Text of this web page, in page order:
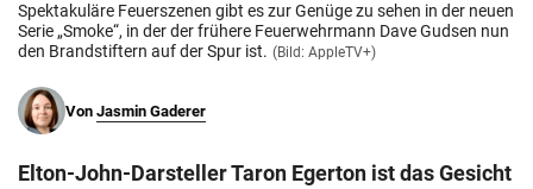
Spektakuläre Feuerszenen gibt es zur Genüge zu sehen in der neuen
Serie „Smoke“, in der der frühere Feuerwehrmann Dave Gudsen nun
den Brandstiftern auf der Spur ist. (Bild: AppleTV+)
Von Jasmin Gaderer
Elton-John-Darsteller Taron Egerton ist das Gesicht